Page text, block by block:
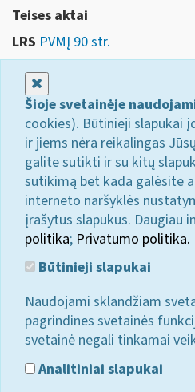
Teises aktai
LRS PVMĮ 90 str.
Šioje svetainėje
cookies). Būtinieji slapukai
ir jiems nėra reikalingas
galite sutikti ir su kitų
sutikimą bet kada galėsite
interneto naršyklės
įrašytus slapukus. Daugiau
politika; Privatumo politika.
Būtinieji slapukai
Naudojami sklandžiam
pagrindines svetainės
svetainė negali tinkamai
Analitiniai slapukai